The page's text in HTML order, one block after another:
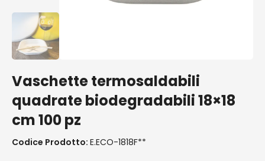
Vaschette termosaldabili
quadrate biodegradabili 18×18
cm 100 pz
Codice Prodotto: E.ECO-1818F**